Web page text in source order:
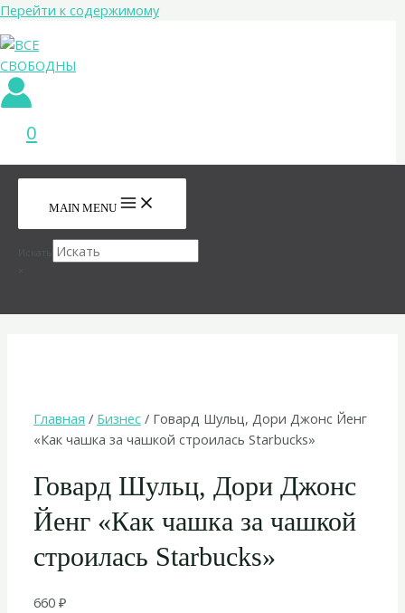
Перейти к содержимому
0
MAIN MENU
Главная / Бизнес / Говард Шульц, Дори Джонс Йенг
«Как чашка за чашкой строилась Starbucks»
Говард Шульц, Дори Джонс
Йенг «Как чашка за чашкой
строилась Starbucks»
660₽